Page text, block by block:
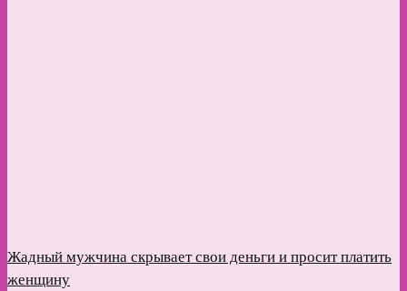
Жадный мужчина скрывает свои деньги и просит платить
женщину